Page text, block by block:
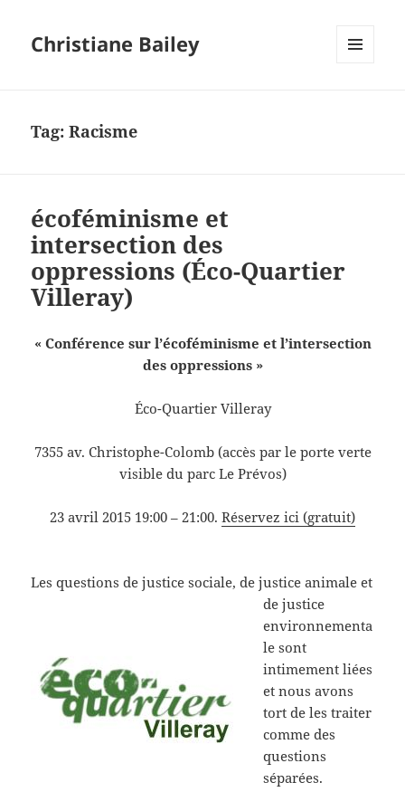
Christiane Bailey
Tag:Racisme
écoféminisme et
intersection des
oppressions (Éco-Quartier
Villeray)
« Conférence sur l’écoféminisme et l’intersection
des oppressions »
Éco-Quartier Villeray
7355 av. Christophe-Colomb (accès par le porte verte
visible du parc Le Prévos)
23 avril 2015 19:00 – 21:00. Réservez ici (gratuit)
Les questions de justice sociale, de justice animale et
de justice
environnementa
le sont
intimement liées
et nous avons
tort de les traiter
comme des
questions
séparées.